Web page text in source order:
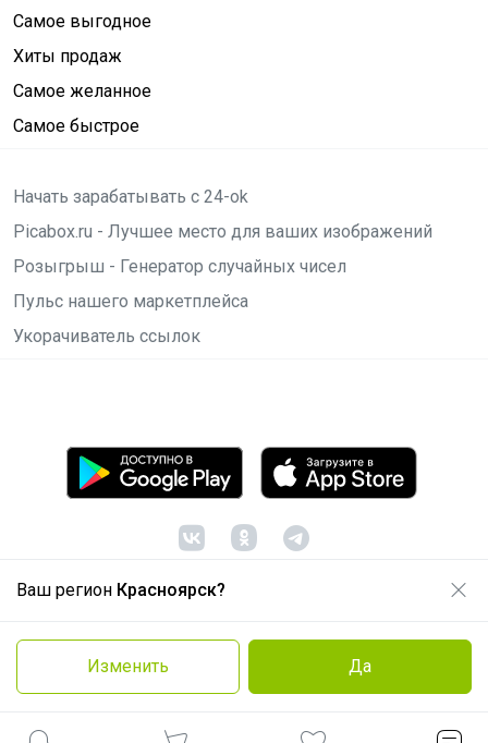
Ваш регион Красноярск?
Изменить Да
Самое выгодное
Хиты продаж
Самое желанное
Самое быстрое
Начать зарабатывать с 24-ok
Picabox.ru - Лучшее место для ваших изображений
Розыгрыш - Генератор случайных чисел
Пульс нашего маркетплейса
Укорачиватель ссылок
© ООО "Лявита", ОГРН 1122468054070, 2012 -2026
Политика конфиденциальности
Cоглашение пользователя